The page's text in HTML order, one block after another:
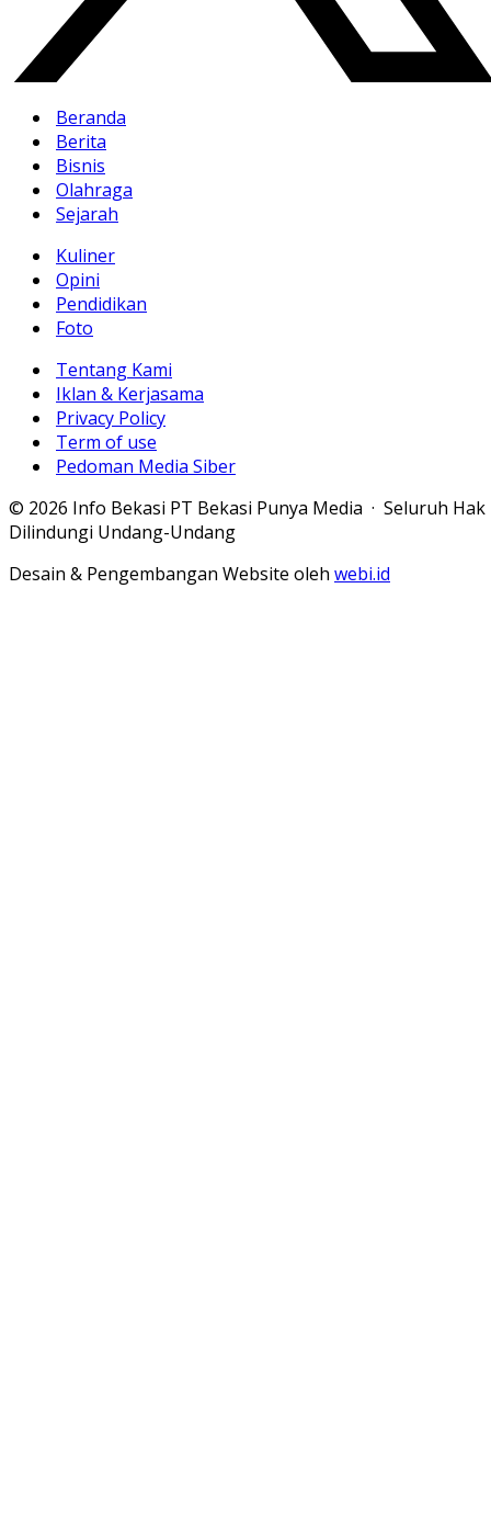
Beranda
Berita
Bisnis
Olahraga
Sejarah
Kuliner
Opini
Pendidikan
Foto
Tentang Kami
Iklan & Kerjasama
Privacy Policy
Term of use
Pedoman Media Siber
© 2026 Info Bekasi PT Bekasi Punya Media · Seluruh Hak
Dilindungi Undang-Undang
Desain & Pengembangan Website oleh webi.id